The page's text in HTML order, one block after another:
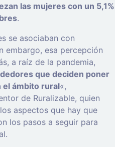
las mujeres con un 5,1%
.
se asociaban con
embargo, esa percepción
a raíz de la pandemia,
que deciden poner
el ámbito rural«,
de Ruralizable, quien
aspectos que hay que
los pasos a seguir para